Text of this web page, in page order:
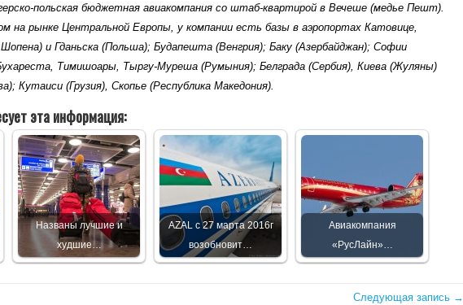
польская бюджетная авиакомпания со штаб-квартирой в Вечеше (медье Пешт).
на рынке Центральной Европы, у компании есть базы в аэропортах Катовице,
и Гданьска (Польша); Будапешта (Венгрия); Баку (Азербайджан); Софии
Тимишоары, Тыргу-Муреша (Румыния); Белграда (Сербия), Киева (Жуляны)
Кутаиси (Грузия), Скопье (Республика Македония).
эта информация:
Названы лучшие и
худшие…
AZAL с 27 марта 2016г
возобновит…
Авиакомпания
«РусЛайн»…
Следующая запись →